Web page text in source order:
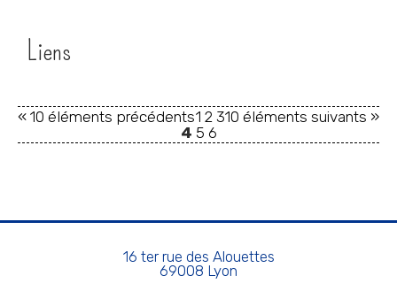
Liens
« 10 éléments précédents 10 éléments suivants »
1 2 3
4 5 6
16 ter rue des Alouettes
69008 Lyon